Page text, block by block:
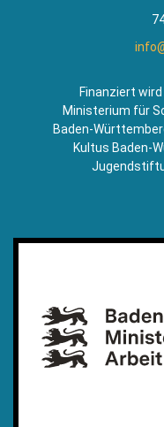
Finanziert
Ministerium für
Baden-
Kultus Baden-